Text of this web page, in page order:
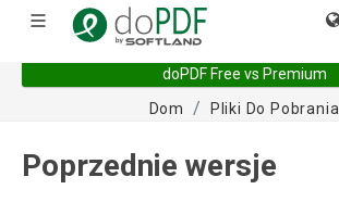
doPDF Free vs Premium
Dom
Pliki Do Pobrania
Poprzednie wersje